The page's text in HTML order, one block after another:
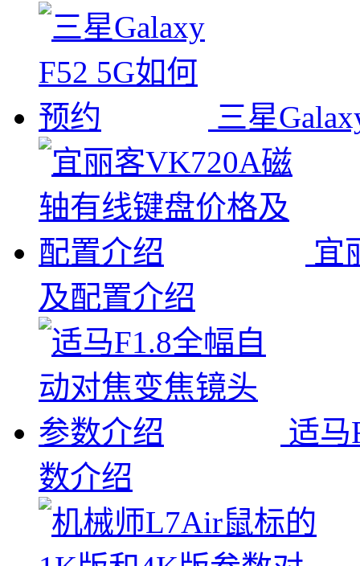
三星
宜
及配置介绍
适马
数介绍